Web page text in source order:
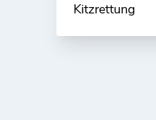
Kitzrettung